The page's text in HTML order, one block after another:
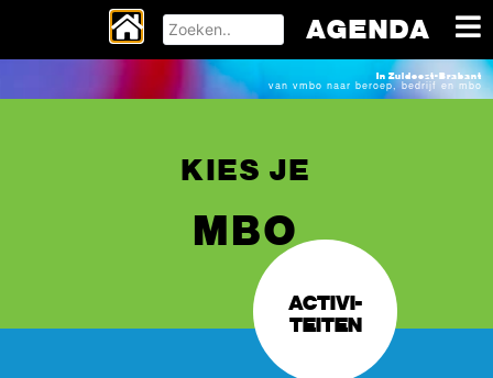
KIES JE
MBO
ACTIVI-
TEITEN
AGENDA
In Zuidoost-Brabant
van vmbo naar beroep, bedrijf en mbo